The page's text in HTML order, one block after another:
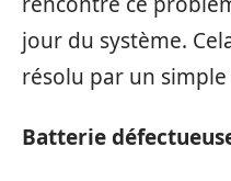
jour du système.
résolu par un
Batterie